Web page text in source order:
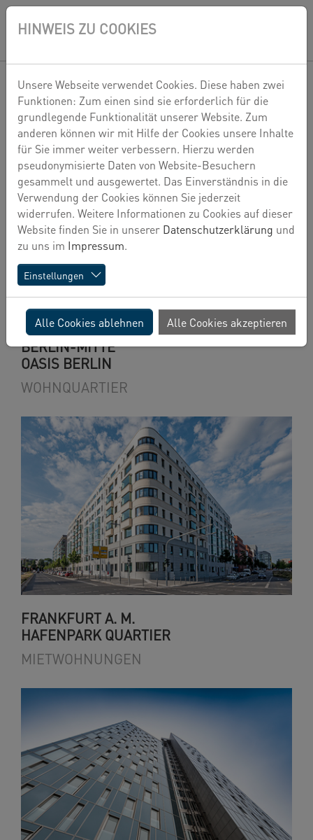
Zum Hauptinhalt springen
Skip to page footer
WOHNIMMOBILIEN
BERLIN-MITTE
OASIS BERLIN
WOHNQUARTIER
FRANKFURT A. M.
HAFENPARK QUARTIER
MIETWOHNUNGEN
HINWEIS ZU COOKIES
Unsere Webseite verwendet Cookies. Diese haben zwei
Funktionen: Zum einen sind sie erforderlich für die
grundlegende Funktionalität unserer Website. Zum
anderen können wir mit Hilfe der Cookies unsere Inhalte
für Sie immer weiter verbessern. Hierzu werden
pseudonymisierte Daten von Website-Besuchern
gesammelt und ausgewertet. Das Einverständnis in die
Verwendung der Cookies können Sie jederzeit
widerrufen. Weitere Informationen zu Cookies auf dieser
Website finden Sie in unserer Datenschutzerklärung und
zu uns im Impressum.
Einstellungen
Alle Cookies ablehnen Alle Cookies akzeptieren